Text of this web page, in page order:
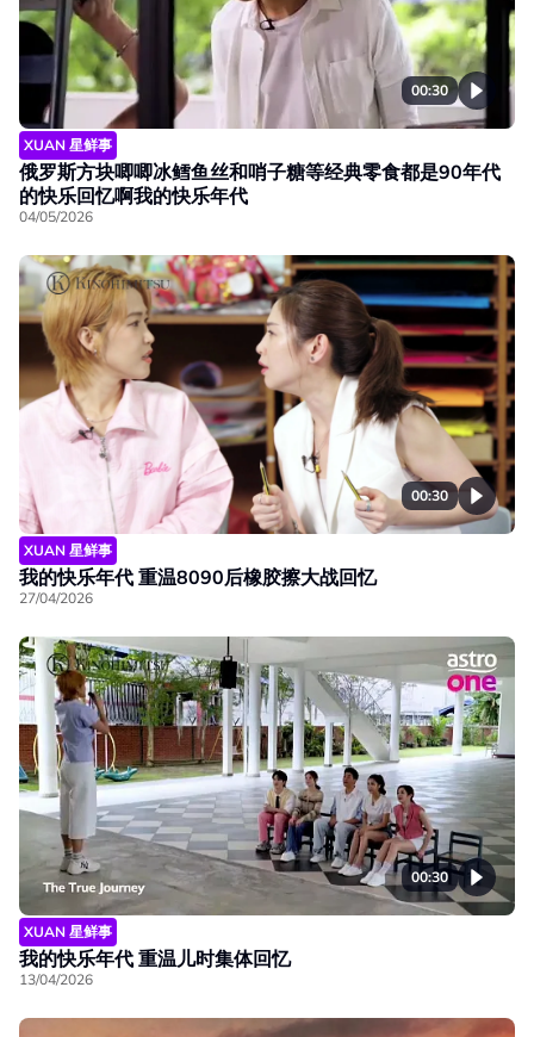
00:30
XUAN 星鲜事
俄罗斯方块唧唧冰鳕鱼丝和哨子糖等经典零食都是90年代
的快乐回忆啊我的快乐年代
04/05/2026
00:30
XUAN 星鲜事
我的快乐年代 重温8090后橡胶擦大战回忆
27/04/2026
00:30
XUAN 星鲜事
我的快乐年代 重温儿时集体回忆
13/04/2026